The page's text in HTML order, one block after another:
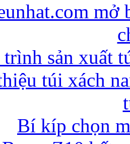
mở
sản xuất
túi xách
Bí kíp chọn